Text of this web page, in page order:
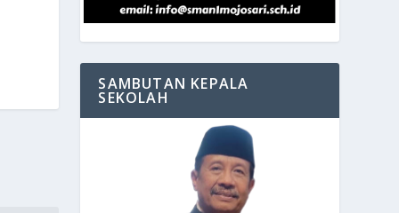
SAMBUTAN KEPALA
SEKOLAH